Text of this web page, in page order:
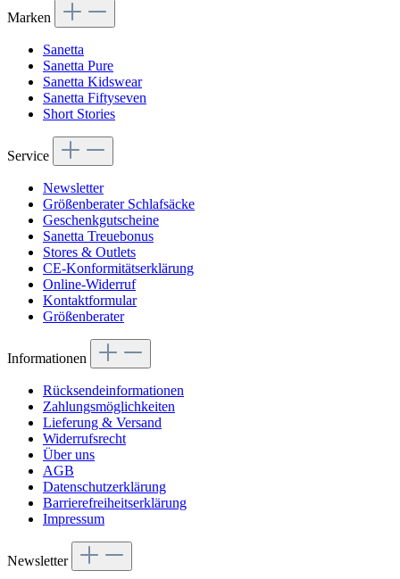
Marken
Sanetta
Sanetta Pure
Sanetta Kidswear
Sanetta Fiftyseven
Short Stories
Service
Newsletter
Größenberater Schlafsäcke
Geschenkgutscheine
Sanetta Treuebonus
Stores & Outlets
CE-Konformitätserklärung
Online-Widerruf
Kontaktformular
Größenberater
Informationen
Rücksendeinformationen
Zahlungsmöglichkeiten
Lieferung & Versand
Widerrufsrecht
Über uns
AGB
Datenschutzerklärung
Barrierefreiheitserklärung
Impressum
Newsletter